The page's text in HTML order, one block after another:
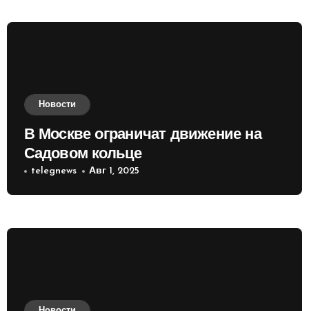
Новости
В Москве ограничат движение на
Садовом кольце
telegnews Авг 1, 2025